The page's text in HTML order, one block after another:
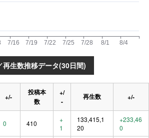
生数推移データ(30日間)
+/-
投稿本
数
+/
-
再生数 +/-
0 410
+
1
133,415,1
20
+233,46
0